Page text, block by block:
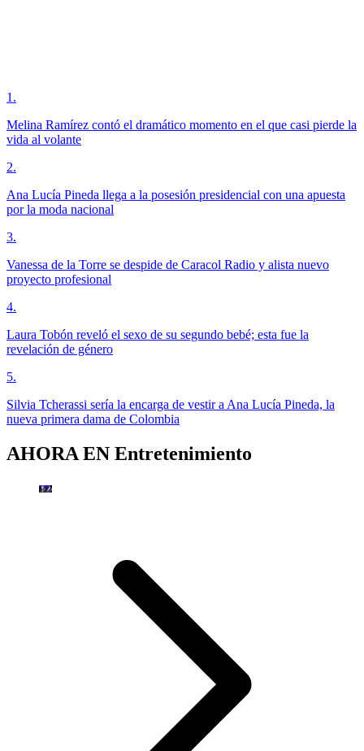
1 .
Melina Ramírez contó el dramático momento en el que casi pierde la
vida al volante
2.
Ana Lucía Pineda llega a la posesión presidencial con una apuesta
por la moda nacional
3.
Vanessa de la Torre se despide de Caracol Radio y alista nuevo
proyecto profesional
4.
Laura Tobón reveló el sexo de su segundo bebé; esta fue la
revelación de género
5.
Silvia Tcherassi sería la encarga de vestir a Ana Lucía Pineda, la
nueva primera dama de Colombia
AHORA EN Entretenimiento